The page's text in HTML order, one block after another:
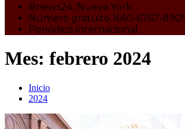
Bnews24, Nueva York
Número gratuito 1660-6767-
Periódico internacional
Mes: febrero 2024
Inicio
2024